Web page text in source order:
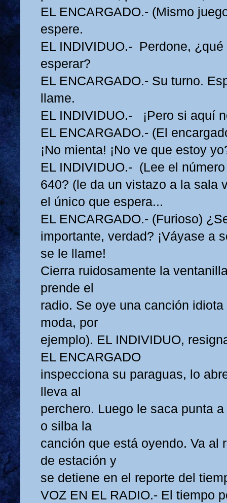
EL ENCARGADO.- (Mismo
espere.
EL INDIVIDUO.- Perdone, ¿qué
esperar?
EL ENCARGADO.- Su turno.
llame.
EL INDIVIDUO.- ¡Pero si aquí
EL ENCARGADO.- (El
¡No mienta! ¡No ve que estoy
EL INDIVIDUO.- (Lee el
640? (le da un vistazo a la sala
el único que espera...
EL ENCARGADO.- (Furioso)
importante, verdad? ¡Váyase a
se le llame!
Cierra ruidosamente la
prende el
radio. Se oye una canción
moda, por
ejemplo). EL INDIVIDUO,
EL ENCARGADO
inspecciona su paraguas, lo
lleva al
perchero. Luego le saca punta
o silba la
canción que está oyendo. Va al
de estación y
se detiene en el reporte del
VOZ EN EL RADIO.- El tiempo